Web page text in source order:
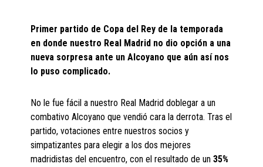
Primer partido de Copa del Rey de la temporada
en donde nuestro Real Madrid no dio opción a una
nueva sorpresa ante un Alcoyano que aún así nos
lo puso complicado.
No le fue fácil a nuestro Real Madrid doblegar a un
combativo Alcoyano que vendió cara la derrota. Tras el
partido, votaciones entre nuestros socios y
simpatizantes para elegir a los dos mejores
madridistas del encuentro, con el resultado de un35%